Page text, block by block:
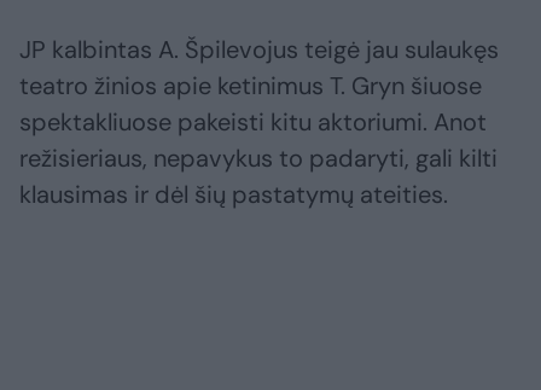
JP kalbintas A. Špilevojus teigė jau sulaukęs
teatro žinios apie ketinimus T. Gryn šiuose
spektakliuose pakeisti kitu aktoriumi. Anot
režisieriaus, nepavykus to padaryti, gali kilti
klausimas ir dėl šių pastatymų ateities.